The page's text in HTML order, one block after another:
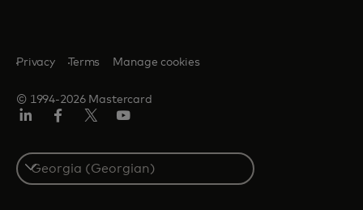
© 1994-2026 Mastercard
Privacy Terms Manage cookies
Select
a
country